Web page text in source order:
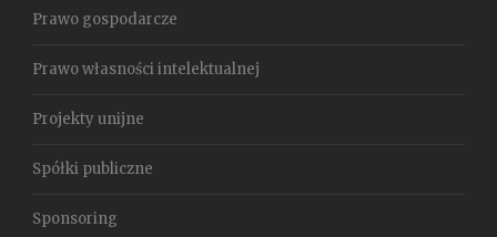
Prawo gospodarcze
Prawo własności intelektualnej
Projekty unijne
Spółki publiczne
Sponsoring